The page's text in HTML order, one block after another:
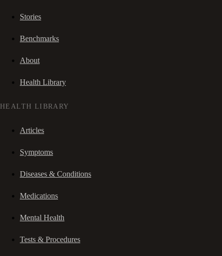
Stories
Benchmarks
About
Health Library
HEALTH LIBRARY
Articles
Symptoms
Diseases & Conditions
Medications
Mental Health
Tests & Procedures